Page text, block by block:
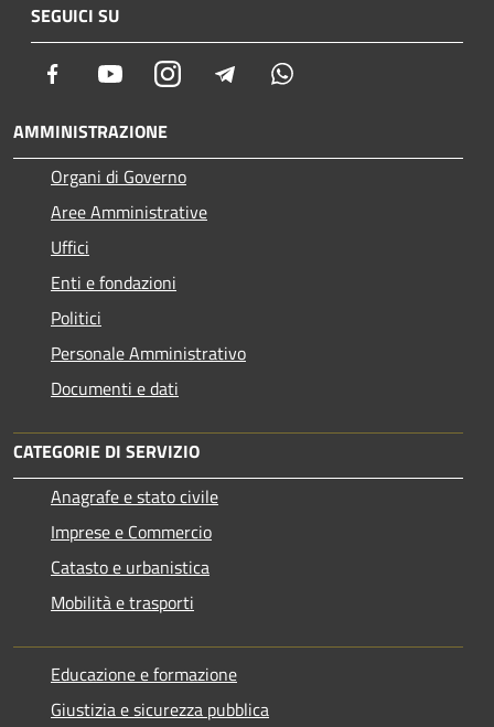
SEGUICI SU
Facebook YoutubeInstagram Telegram
AMMINISTRAZIONE
Organi di Governo
Aree Amministrative
Uffici
Enti e fondazioni
Politici
Personale Amministrativo
Documenti e dati
CATEGORIE DI SERVIZIO
Anagrafe e stato civile
Imprese e Commercio
Catasto e urbanistica
Mobilità e trasporti
Educazione e formazione
Giustizia e sicurezza pubblica